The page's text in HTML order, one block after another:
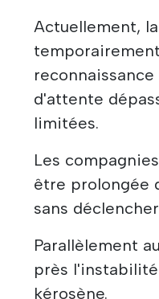
Actuellement,
d'attente
limitées.
Les
être prolongée
sans
Parallèlement
près
kérosène.